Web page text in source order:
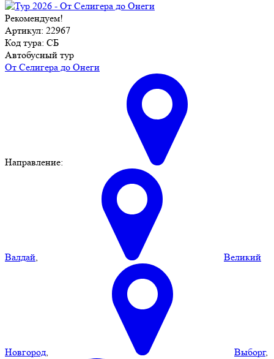
Рекомендуем!
Артикул: 22967
Код тура: СБ
Автобусный тур
От Селигера до Онеги
Направление:
Валдай Великий
Новгород Выборг,